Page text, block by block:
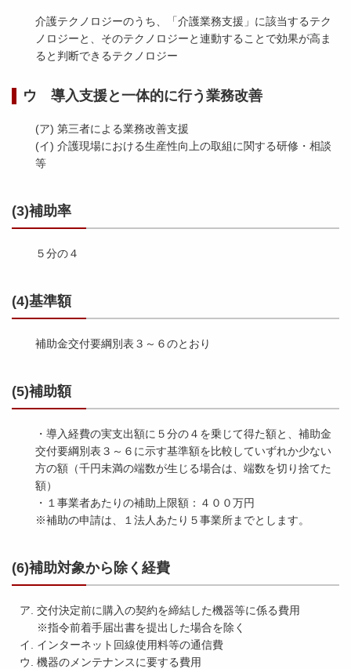
介護テクノロジーのうち、「介護業務支援」に該当するテク
ノロジーと、そのテクノロジーと連動することで効果が高ま
ると判断できるテクノロジー
ウ 導入支援と一体的に行う業務改善
(ア) 第三者による業務改善支援
(イ) 介護現場における生産性向上の取組に関する研修・相談
等
(3)補助率
５分の４
(4)基準額
補助金交付要綱別表３～６のとおり
(5)補助額
・導入経費の実支出額に５分の４を乗じて得た額と、補助金
交付要綱別表３～６に示す基準額を比較していずれか少ない
方の額（千円未満の端数が生じる場合は、端数を切り捨てた
額）
・１事業者あたりの補助上限額：４００万円
※補助の申請は、１法人あたり５事業所までとします。
(6)補助対象から除く経費
交付決定前に購入の契約を締結した機器等に係る費用
※指令前着手届出書を提出した場合を除く
インターネット回線使用料等の通信費
機器のメンテナンスに要する費用